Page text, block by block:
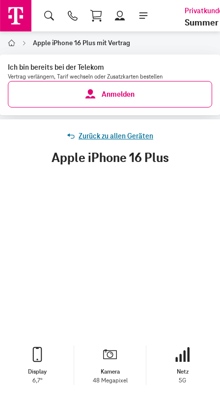
Shopping Cart
Summer
Home Apple iPhone 16 Plus mit Vertrag
Ich bin bereits bei der Telekom
Vertrag verlängern, Tarif wechseln oder Zusatzkarten bestellen
Anmelden
Zurück zu allen Geräten
Apple iPhone 16 Plus
Display
6,7"
Kamera
48 Megapixel
Netz
5G